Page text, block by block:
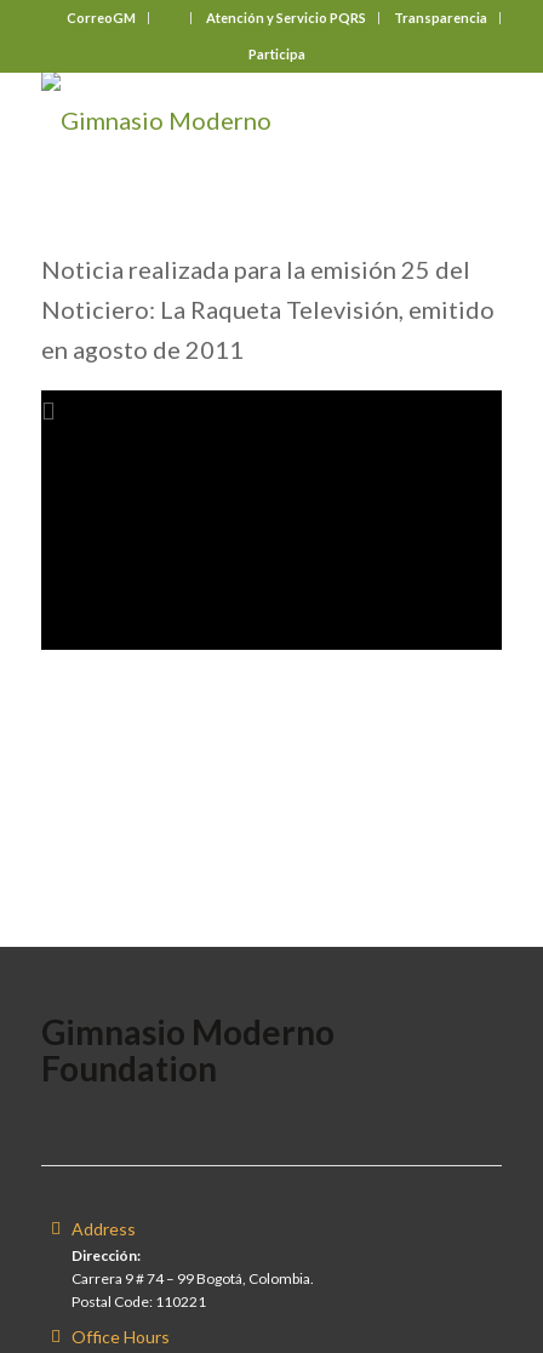
CorreoGM Atención y Servicio PQRS Transparencia
Participa
Noticia realizada para la emisión 25 del
Noticiero: La Raqueta Televisión, emitido
en agosto de 2011
Gimnasio Moderno
Foundation
Address
Dirección:
Carrera 9 # 74 – 99 Bogotá, Colombia.
Postal Code: 110221
Office Hours